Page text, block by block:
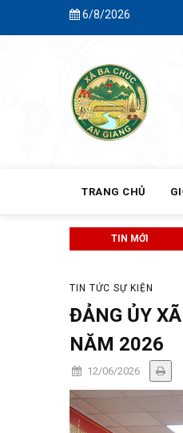
6/8/2026
NAVIGATION
TRANG CHỦ
TIN MỚI
TIN TỨC SỰ KIỆN
ĐẢNG ỦY
NĂM 2026
12/06/2026